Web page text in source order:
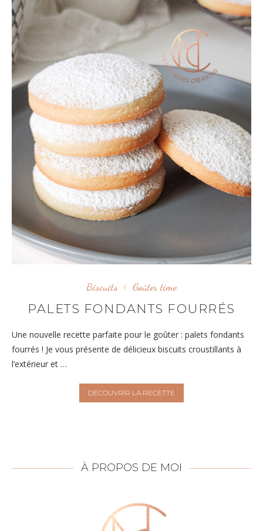
Biscuits Goûter time
PALETS FONDANTS FOURRÉS
Une nouvelle recette parfaite pour le goûter : palets fondants
fourrés ! Je vous présente de délicieux biscuits croustillants à
l’extérieur et …
DÉCOUVRIR LA RECETTE
À PROPOS DE MOI